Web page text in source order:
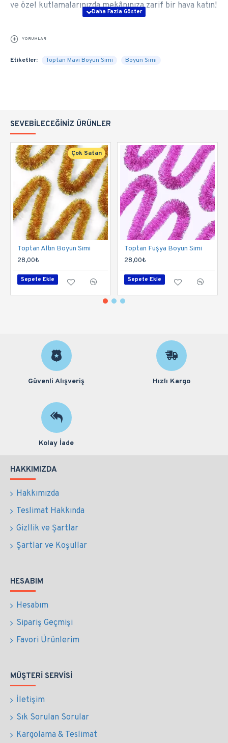
ve özel kutlamalarınızda mekânınıza zarif bir hava katın!
YORUMLAR
Etiketler: Toptan Mavi Boyun Simi Boyun Simi
SEVEBILECEĞINIZ ÜRÜNLER
Çok Satan
Toptan Altın Boyun Simi
28,00₺
Sepete Ekle
Toptan Fuşya Boyun Simi
28,00₺
Sepete Ekle
Güvenli Alışveriş Hızlı Kargo
Kolay İade
HAKKIMIZDA
Hakkımızda
Teslimat Hakkında
Gizllik ve Şartlar
Şartlar ve Koşullar
HESABIM
Hesabım
Sipariş Geçmişi
Favori Ürünlerim
MÜŞTERI SERVISI
İletişim
Sık Sorulan Sorular
Kargolama & Teslimat